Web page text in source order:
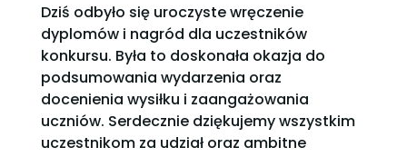
Dziś odbyło się uroczyste wręczenie
dyplomów i nagród dla uczestników
konkursu. Była to doskonała okazja do
podsumowania wydarzenia oraz
docenienia wysiłku i zaangażowania
uczniów. Serdecznie dziękujemy wszystkim
uczestnikom za udział oraz ambitne